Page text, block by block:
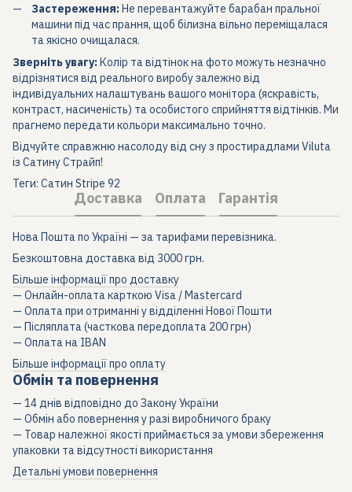
Застереження:Не перевантажуйте барабан пральної
машини під час прання, щоб білизна вільно переміщалася
та якісно очищалася.
Зверніть увагу:Колір та відтінок на фото можуть незначно
відрізнятися від реального виробу залежно від
індивідуальних налаштувань вашого монітора (яскравість,
контраст, насиченість) та особистого сприйняття відтінків. Ми
прагнемо передати кольори максимально точно.
Відчуйте справжню насолоду від сну з простирадлами Viluta
із Сатину Страйп!
Теги: Сатин Stripe 92
Доставка Оплата Гарантія
Нова Пошта по Україні — за тарифами перевізника.
Безкоштовна доставка від 3000 грн.
Більше інформації про доставку
— Онлайн-оплата карткою Visa / Mastercard
— Оплата при отриманні у відділенні Нової Пошти
— Післяплата (часткова передоплата 200 грн)
— Оплата на IBAN
Більше інформації про оплату
Обмін та повернення
— 14 днів відповідно до Закону України
— Обмін або повернення у разі виробничого браку
— Товар належної якості приймається за умови збереження
упаковки та відсутності використання
Детальні умови повернення